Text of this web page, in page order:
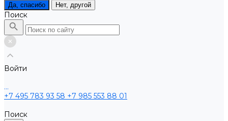
Да, спасибо Нет, другой
Поиск
Войти
...
+7 495 783 93 58 +7 985 553 88 01
Поиск